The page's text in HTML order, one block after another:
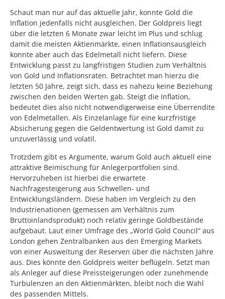
Schaut man nur auf das aktuelle Jahr, konnte Gold die
Inflation jedenfalls nicht ausgleichen. Der Goldpreis liegt
über die letzten 6 Monate zwar leicht im Plus und schlug
damit die meisten Aktienmärkte, einen Inflationsausgleich
konnte aber auch das Edelmetall nicht liefern. Diese
Entwicklung passt zu langfristigen Studien zum Verhältnis
von Gold und Inflationsraten. Betrachtet man hierzu die
letzten 50 Jahre, zeigt sich, dass es nahezu keine Beziehung
zwischen den beiden Werten gab. Steigt die Inflation,
bedeutet dies also nicht notwendigerweise eine Überrendite
von Edelmetallen. Als Einzelanlage für eine kurzfristige
Absicherung gegen die Geldentwertung ist Gold damit zu
unzuverlässig und volatil.
Trotzdem gibt es Argumente, warum Gold auch aktuell eine
attraktive Beimischung für Anlegerportfolien sind.
Hervorzuheben ist hierbei die erwartete
Nachfragesteigerung aus Schwellen- und
Entwicklungsländern. Diese haben im Vergleich zu den
Industrienationen (gemessen am Verhältnis zum
Bruttoinlandsprodukt) noch relativ geringe Goldbestände
aufgebaut. Laut einer Umfrage des „World Gold Council“ aus
London gehen Zentralbanken aus den Emerging Markets
von einer Ausweitung der Reserven über die nächsten Jahre
aus. Dies könnte den Goldpreis weiter beflügeln. Setzt man
als Anleger auf diese Preissteigerungen oder zunehmende
Turbulenzen an den Aktienmärkten, bleibt noch die Wahl
des passenden Mittels.